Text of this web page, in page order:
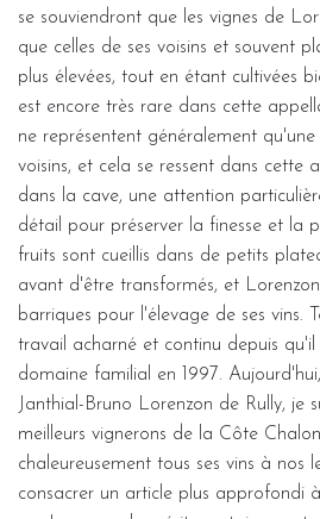
se souviendront que les vignes de
que celles de ses voisins et souvent
plus élevées, tout en étant cultivées
est encore très rare dans cette
ne représentent généralement
voisins, et cela se ressent dans cette
dans la cave, une attention
détail pour préserver la finesse et la
fruits sont cueillis dans de petits
avant d'être transformés, et
barriques pour l'élevage de ses vins.
travail acharné et continu depuis
domaine familial en 1997.
Janthial-Bruno Lorenzon de Rully, je
meilleurs vignerons de la Côte
chaleureusement tous ses vins à nos
consacrer un article plus approfondi